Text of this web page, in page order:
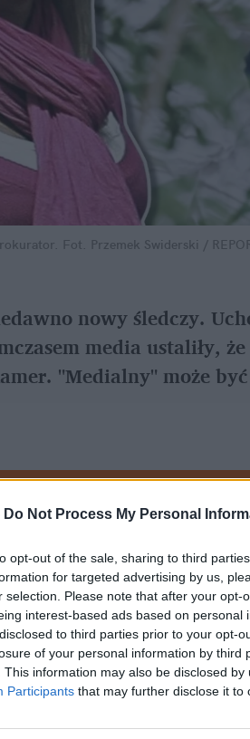
Do Not Process My Personal
opt-out of the sale, sharing to third
for targeted advertising by us,
selection. Please note that after your opt-
interest-based ads based on personal
to third parties prior to your opt-
of your personal information by third
This information may also be disclosed
Participants that may further disclose it to
Fot. Przemek Swiderski /
nowy śledczy.
media ustaliły,
"Medialny" może
medium w Google
śledczy
Krajowa dokonała
jest aktualnie pan
Katarzyna Calów-
nie ma "zgody na